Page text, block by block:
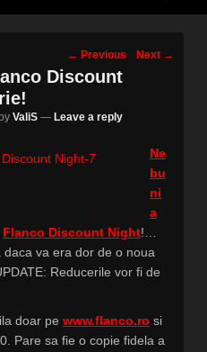
Post
navigation
← Previous Next →
Discount
by ValiS — Leave a reply
Ne
bu
ni
a
Flanco Discount Night!…
va era dor de o noua
Reducerile vor fi de
doar pe www.flanco.ro si
Pare sa fie o copie fidela a